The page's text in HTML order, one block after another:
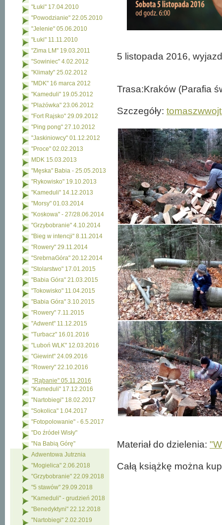
"Łuki" 17.04.2010
"Powodzianie" 22.05.2010
"Jelenie" 05.06.2010
"Łuki" 11.11.2010
"Zima LM" 19.03.2011
"Sowiniec" 4.02.2012
"Klimaty" 25.02.2012
"MDK" 16 marca 2012
"Kameduli" 19.05.2012
"Plażówka" 23.06.2012
"Fort Rajsko" 29.09.2012
"Ping pong" 27.10.2012
"Jaskiniowcy" 01.12.2012
"Proce" 02.02.2013
MDK 15.03.2013
"Męska" Babia - 25.05.2013
"Rykowisko" 19.10.2013
"Kameduli" 14.12.2013
"Morsy" 01.03.2014
"Koskowa" - 27/28.06.2014
"Grzybobranie" 4.10.2014
"Bieg w intencji" 8.11.2014
"Rowery" 29.11.2014
"SrebrnaGóra" 20.12.2014
"Stolarstwo" 17.01.2015
"Babia Góra" 21.03.2015
"Tokowisko" 11.04.2015
"Babia Góra" 3.10.2015
"Rowery" 7.11.2015
"Adwent" 11.12.2015
"Turbacz" 16.01.2016
"Luboń WLK" 12.03.2016
"Giewint" 24.09.2016
"Rowery" 22.10.2016
"Rąbanie" 05.11.2016
"Kameduli" 17.12.2016
"Nartobiegi" 18.02.2017
"Sokolica" 1.04.2017
"Fotopolowanie" - 6.5.2017
"Do źródeł Wisły"
"Na Babią Górę"
Adwentowa Jutrznia
"Mogielica" 2.06.2018
"Grzybobranie" 22.09.2018
"5 stawów" 29.09.2018
"Kameduli" - grudzień 2018
"Benedyktyni" 22.12.2018
"Nartobiegi" 2.02.2019
5 listopada 2016,
Trasa:Kraków (Parafia
Szczegóły:
Materiał do dzielenia:
Całą książkę można